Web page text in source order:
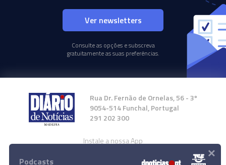
Ver newsletters
Consulte as opções e subscreva
gratuitamente as suas preferências.
Rua Dr. Fernão de Ornelas, 56 - 3º
9054-514 Funchal, Portugal
291 202 300
Instale a nossa App
Podcasts ×